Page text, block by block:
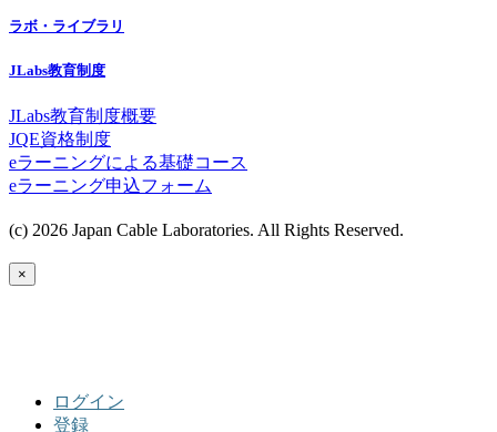
ラボ・ライブラリ
JLabs教育制度
JLabs教育制度概要
JQE資格制度
eラーニングによる基礎コース
eラーニング申込フォーム
(c) 2026 Japan Cable Laboratories. All Rights Reserved.
×
ログイン
登録